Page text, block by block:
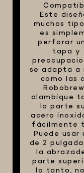
Este
muchos
es
perforar
tapa y
se adapta a
como las
alambique
la parte
acero
fácilmente
Puede
de 2
la
parte
lo tanto,